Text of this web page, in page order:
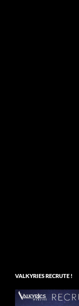
VALKYRIES RECRUTE !